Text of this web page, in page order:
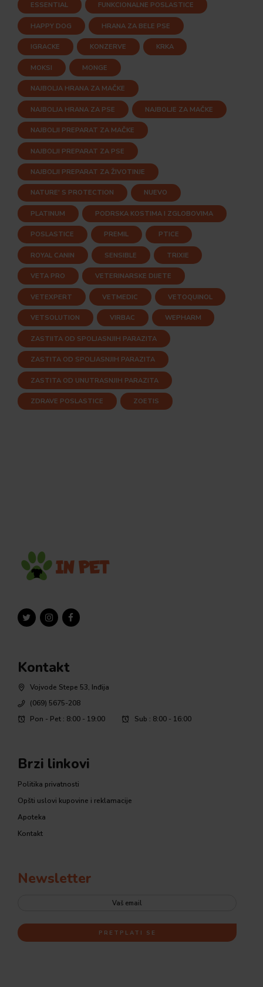
ESSENTIAL FUNKCIONALNE POSLASTICE
HAPPY DOG HRANA ZA BELE PSE
IGRACKE KONZERVE KRKA
MOKSI MONGE
NAJBOLJA HRANA ZA MAČKE
NAJBOLJA HRANA ZA PSE NAJBOLJE ZA MAČKE
NAJBOLJI PREPARAT ZA MAČKE
NAJBOLJI PREPARAT ZA PSE
NAJBOLJI PREPARAT ZA ŽIVOTINJE
NATURE' S PROTECTION NUEVO
PLATINUM PODRSKA KOSTIMA I ZGLOBOVIMA
POSLASTICE PREMIL PTICE
ROYAL CANIN SENSIBLE TRIXIE
VETA PRO VETERINARSKE DIJETE
VETEXPERT VETMEDIC VETOQUINOL
VETSOLUTION VIRBAC WEPHARM
ZASTIITA OD SPOLJASNJIH PARAZITA
ZASTITA OD SPOLJASNJIH PARAZITA
ZASTITA OD UNUTRASNJIH PARAZITA
ZDRAVE POSLASTICE ZOETIS
Kontakt
Vojvode Stepe 53, Inđija
(069) 5675-208
Pon - Pet : 8:00 - 19:00
Sub : 8:00 - 16:00
Brzi linkovi
Politika privatnosti
Opšti uslovi kupovine i reklamacije
Apoteka
Kontakt
Newsletter